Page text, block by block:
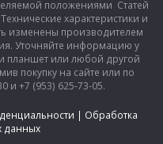
положениями Статей
характеристики и
изменены производителем
Уточняйте информацию у
планшет или любой другой
покупку на сайте или по
и +7 (953) 625-73-05.
| Обработка
данных